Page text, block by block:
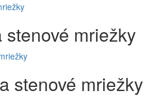
stenové mriežky
stenové mriežky